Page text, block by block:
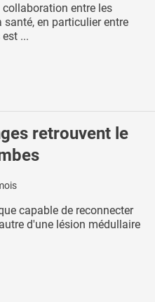
collaboration entre les
en particulier entre
...
retrouvent le
capable de reconnecter
d'une lésion médullaire